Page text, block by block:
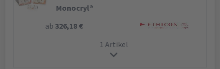
Monocryl®
ab 326,18 €
1 Artikel